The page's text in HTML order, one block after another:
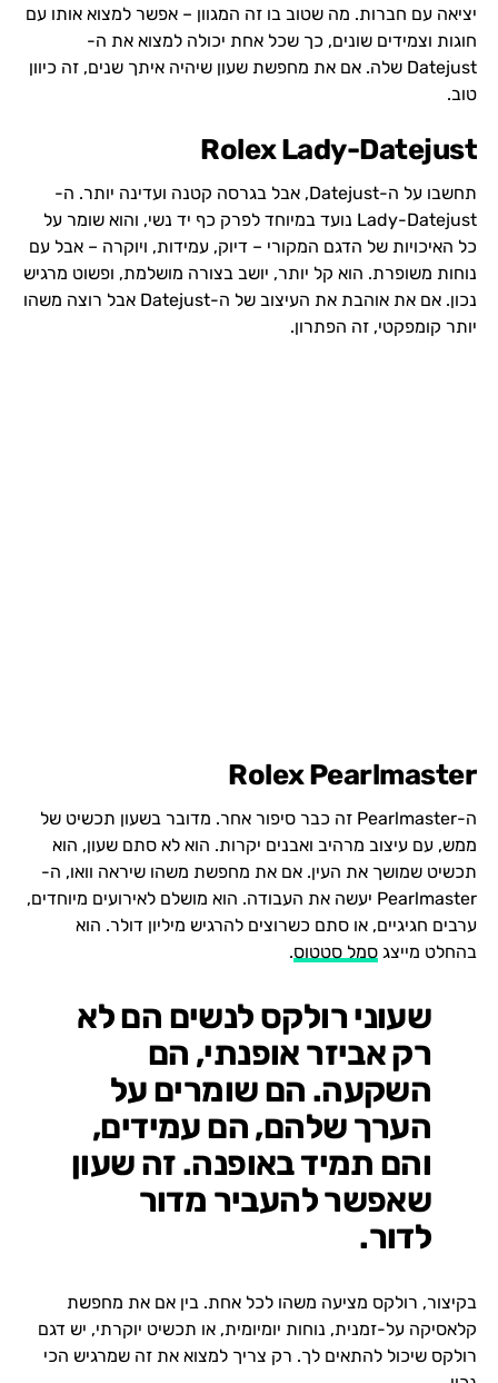
יציאה עם חברות. מה שטוב בו זה המגוון – אפשר למצוא אותו עם
חוגות וצמידים שונים, כך שכל אחת יכולה למצוא את ה-
Datejust שלה. אם את מחפשת שעון שיהיה איתך שנים, זה כיוון
טוב.
Rolex Lady-Datejust
תחשבו על ה-Datejust, אבל בגרסה קטנה ועדינה יותר. ה-
Lady-Datejust נועד במיוחד לפרק כף יד נשי, והוא שומר על
כל האיכויות של הדגם המקורי – דיוק, עמידות, ויוקרה – אבל עם
נוחות משופרת. הוא קל יותר, יושב בצורה מושלמת, ופשוט מרגיש
נכון. אם את אוהבת את העיצוב של ה-Datejust אבל רוצה משהו
יותר קומפקטי, זה הפתרון.
Rolex Pearlmaster
ה-Pearlmaster זה כבר סיפור אחר. מדובר בשעון תכשיט של
ממש, עם עיצוב מרהיב ואבנים יקרות. הוא לא סתם שעון, הוא
תכשיט שמושך את העין. אם את מחפשת משהו שיראה וואו, ה-
Pearlmaster יעשה את העבודה. הוא מושלם לאירועים מיוחדים,
ערבים חגיגיים, או סתם כשרוצים להרגיש מיליון דולר. הוא
בהחלט מייצג סמל סטטוס.
שעוני רולקס לנשים הם לא
רק אביזר אופנתי, הם
השקעה. הם שומרים על
הערך שלהם, הם עמידים,
והם תמיד באופנה. זה שעון
שאפשר להעביר מדור
לדור.
בקיצור, רולקס מציעה משהו לכל אחת. בין אם את מחפשת
קלאסיקה על-זמנית, נוחות יומיומית, או תכשיט יוקרתי, יש דגם
רולקס שיכול להתאים לך. רק צריך למצוא את זה שמרגיש הכי